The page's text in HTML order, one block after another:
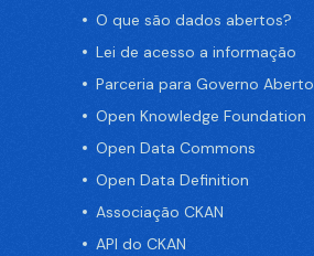
O que são dados abertos?
Lei de acesso a informação
Parceria para Governo Aberto
Open Knowledge Foundation
Open Data Commons
Open Data Definition
Associação CKAN
API do CKAN